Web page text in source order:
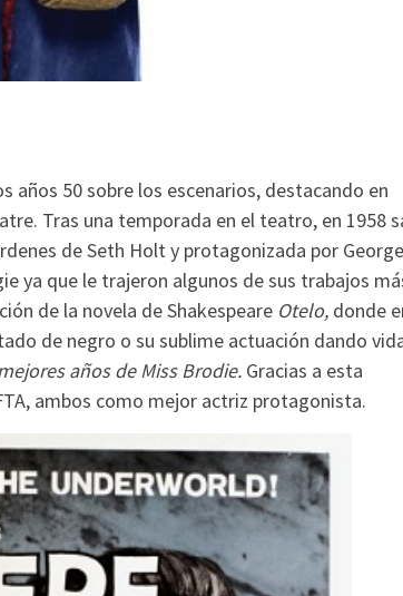
años 50 sobre los escenarios, destacando en
Tras una temporada en el teatro, en 1958
de Seth Holt y protagonizada por
ya que le trajeron algunos de sus trabajos
de la novela de Shakespeare Otelo, donde
de negro o su sublime actuación dando
años de Miss Brodie. Gracias a esta
ambos como mejor actriz protagonista.